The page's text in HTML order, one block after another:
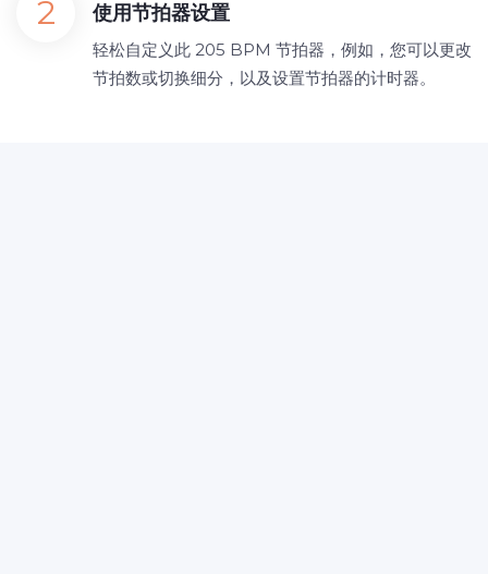
使用节拍器设置
轻松自定义此 205 BPM 节拍器，例如，您可以更改
节拍数或切换细分，以及设置节拍器的计时器。